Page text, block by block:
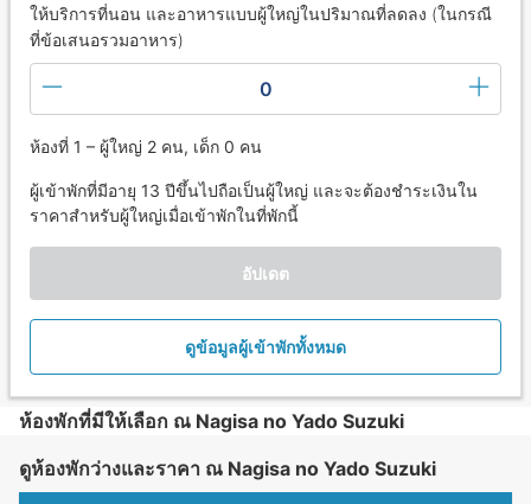
ให้บริการที่นอน และอาหารแบบผู้ใหญ่ในปริมาณที่ลดลง (ในกรณี
ที่ข้อเสนอรวมอาหาร)
0
ห้องที่ 1 – ผู้ใหญ่ 2 คน, เด็ก 0 คน
ผู้เข้าพักที่มีอายุ 13 ปีขึ้นไปถือเป็นผู้ใหญ่ และจะต้องชำระเงินใน
ราคาสำหรับผู้ใหญ่เมื่อเข้าพักในที่พักนี้
อัปเดต
ดูข้อมูลผู้เข้าพักทั้งหมด
ห้องพักที่มีให้เลือก ณ Nagisa no Yado Suzuki
ดูห้องพักว่างและราคา ณ Nagisa no Yado Suzuki